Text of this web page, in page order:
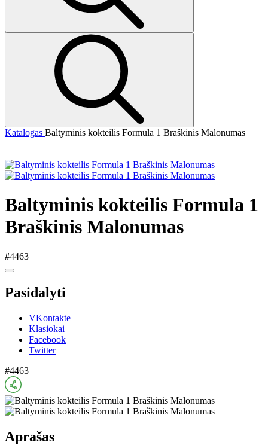
Katalogas Baltyminis kokteilis Formula 1 Braškinis Malonumas
Baltyminis kokteilis Formula 1
Braškinis Malonumas
#4463
Pasidalyti
VKontakte
Klasiokai
Facebook
Twitter
#4463
Aprašas